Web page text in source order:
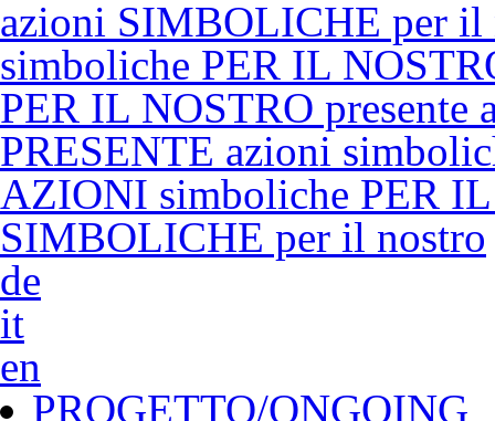
azioni SIMBOLICHE per il
simboliche PER IL
PER IL NOSTRO
PRESENTE azioni
AZIONI simboliche PER
SIMBOLICHE per il nostro
de
it
en
PROGETTO/ONGOING